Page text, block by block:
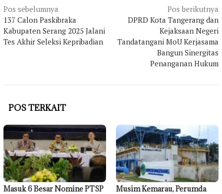
Navigasi
pos
Pos sebelumnya
137 Calon Paskibraka
Kabupaten Serang 2025 Jalani
Tes Akhir Seleksi Kepribadian
Pos berikutnya
DPRD Kota Tangerang dan
Kejaksaan Negeri
Tandatangani MoU Kerjasama
Bangun Sinergitas
Penanganan Hukum
POS TERKAIT
Masuk 6 Besar Nomine PTSP
Musim Kemarau, Perumda